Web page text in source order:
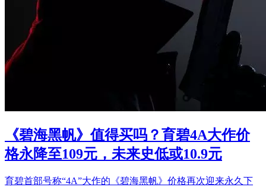
《碧海黑帆》值得买吗？育碧4A大作价
格永降至109元，未来史低或10.9元
育碧首部号称“4A”大作的《碧海黑帆》价格再次迎来永久下